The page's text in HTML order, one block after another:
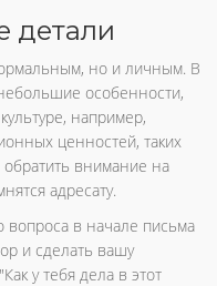
детали
но и личным. В
особенности,
например,
ценностей, таких
обратить внимание на
адресату.
в начале письма
и сделать вашу
у тебя дела в этот